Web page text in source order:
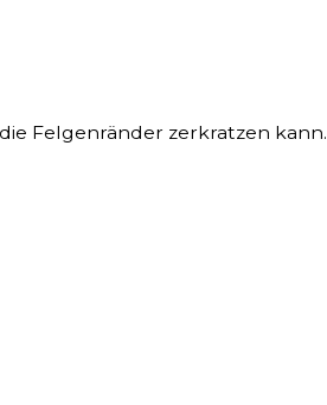
Felgenränder zerkratzen kann.